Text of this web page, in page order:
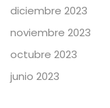
diciembre 2023
noviembre 2023
octubre 2023
junio 2023